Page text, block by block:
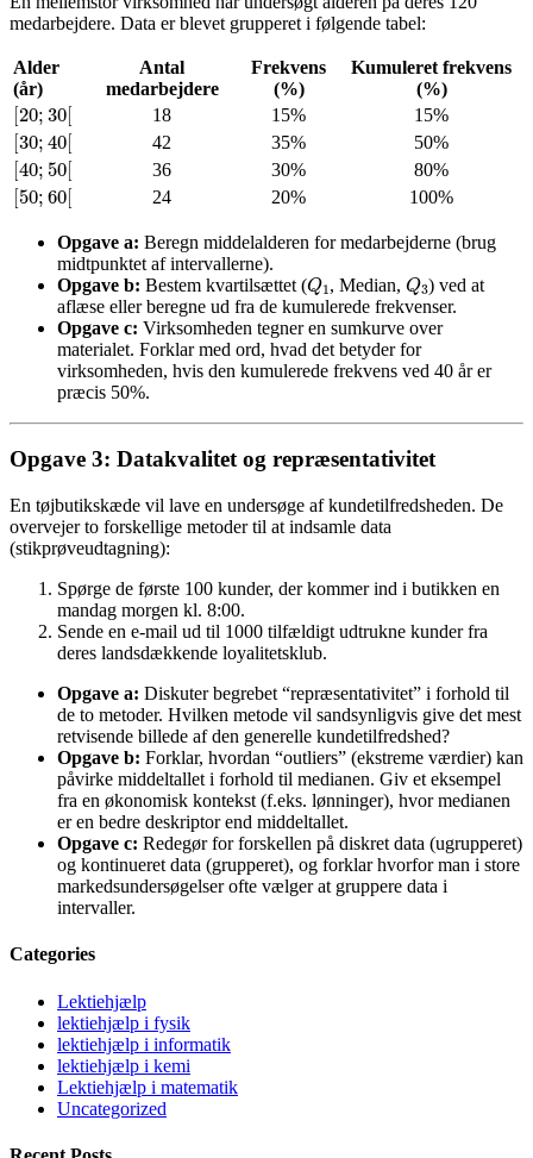
medarbejdere. Data er blevet grupperet i følgende tabel:
Alder
(år)
Antal
medarbejdere
Frekvens
(%)
Kumuleret frekvens
(%)
[20 30 [ 18 15% 15%
[30 40 [ 42 35% 50%
[ 40 50 [ 36 30% 80%
[50 60 [ 24 20% 100%
Opgave a: Beregn middelalderen for medarbejderne (brug
midtpunktet af intervallerne).
Opgave b: Bestem kvartilsættet (
Q
, Median,
Q
) ved at
aflæse eller beregne ud fra de kumulerede frekvenser.
Opgave c: Virksomheden tegner en sumkurve over
materialet. Forklar med ord, hvad det betyder for
virksomheden, hvis den kumulerede frekvens ved 40 år er
præcis 50%.
Opgave 3: Datakvalitet og repræsentativitet
En tøjbutikskæde vil lave en undersøge af kundetilfredsheden. De
overvejer to forskellige metoder til at indsamle data
(stikprøveudtagning):
Spørge de første 100 kunder, der kommer ind i butikken en
mandag morgen kl. 8:00.
Sende en e-mail ud til 1000 tilfældigt udtrukne kunder fra
deres landsdækkende loyalitetsklub.
Opgave a: Diskuter begrebet “repræsentativitet” i forhold til
de to metoder. Hvilken metode vil sandsynligvis give det mest
retvisende billede af den generelle kundetilfredshed?
Opgave b: Forklar, hvordan “outliers” (ekstreme værdier) kan
påvirke middeltallet i forhold til medianen. Giv et eksempel
fra en økonomisk kontekst (f.eks. lønninger), hvor medianen
er en bedre deskriptor end middeltallet.
Opgave c: Redegør for forskellen på diskret data (ugrupperet)
og kontinueret data (grupperet), og forklar hvorfor man i store
markedsundersøgelser ofte vælger at gruppere data i
intervaller.
Categories
Lektiehjælp
lektiehjælp i fysik
lektiehjælp i informatik
lektiehjælp i kemi
Lektiehjælp i matematik
Uncategorized